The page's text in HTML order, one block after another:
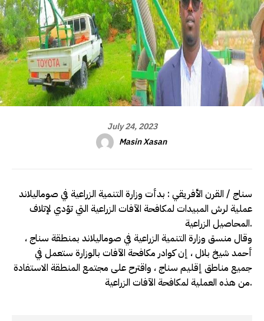
July 24, 2023
Masin Xasan
سناج / القرن الأفريقي : بدأت وزارة التنمية الزراعية في صوماليلاند
عملية لرش المبيدات لمكافحة الآفات الزراعية التي تؤدي لإتلاف
المحاصيل الزراعية.
وقال منسق وزارة التنمية الزراعية في صوماليلاند بمنطقة سناج ،
أحمد شيخ بلال ، إن كوادر مكافحة الآفات بالوزارة ستعمل في
جميع مناطق إقليم سناج ، واقترح على مجتمع المنطقة الاستفادة
من هذه العملية لمكافحة الآفات الزراعية.